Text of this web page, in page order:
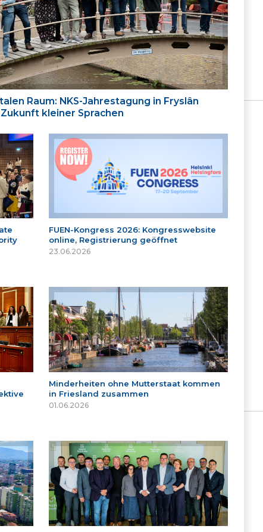
Raum: NKS-Jahrestagung in Fryslân
kleiner Sprachen
FUEN-Kongress 2026: Kongresswebsite
online, Registrierung geöffnet
23.06.2026
Minderheiten ohne Mutterstaat kommen
in Friesland zusammen
01.06.2026